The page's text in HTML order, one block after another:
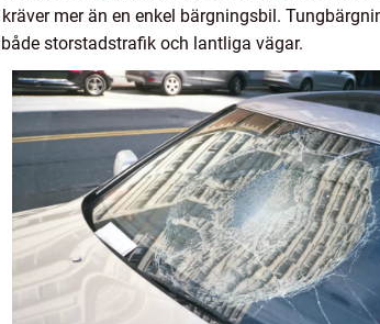
mer än en enkel bärgningsbil.
storstadstrafik och lantliga vägar.